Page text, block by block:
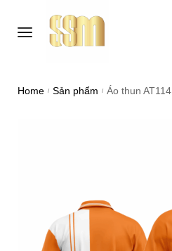
Home / Sản phẩm / Áo thun AT114